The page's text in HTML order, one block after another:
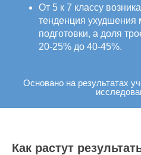
От 5 к 7 классу
тенденция ухудшения
подготовки, а доля
20-25% до 40-45%.
Основано на результатах
Как растут